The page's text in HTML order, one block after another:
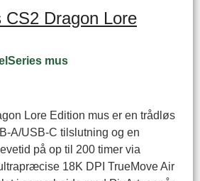
CS2 Dragon Lore
mus
Lore Edition mus er en trådløs
A/USB-C tilslutning og en
på op til 200 timer via
18K DPI TrueMove Air